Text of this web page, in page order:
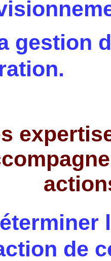
gestion
éterminer
de